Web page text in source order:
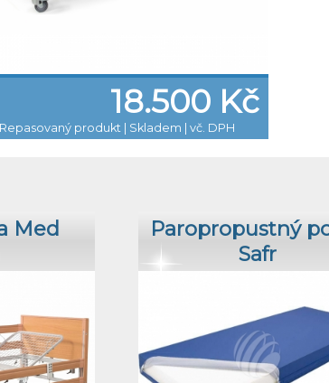
18.500 Kč
Repasovaný produkt| Skladem | vč. DPH
Med
Paropropustný
Safr